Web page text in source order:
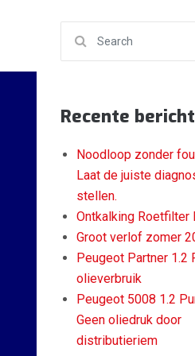
Recente
Noodloop zonder
Laat de juiste
stellen.
Ontkalking Roetfilter
Groot verlof zomer
Peugeot Partner 1.2
olieverbruik
Peugeot 5008 1.2
Geen oliedruk door
distributieriem